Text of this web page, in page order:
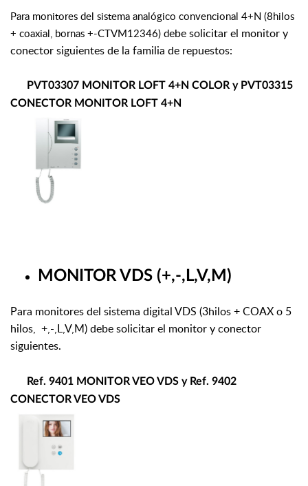
Para monitores del sistema analógico convencional 4+N (8hilos
+ coaxial, bornas +-CTVM12346) debe solicitar el monitor y
conector siguientes de la familia de repuestos:
PVT03307 MONITOR LOFT 4+N COLOR y PVT03315
CONECTOR MONITOR LOFT 4+N
MONITOR VDS (+,-,L,V,M)
Para monitores del sistema digital VDS (3hilos + COAX o 5
hilos, +,-,L,V,M) debe solicitar el monitor y conector
siguientes.
Ref. 9401 MONITOR VEO VDS y Ref. 9402
CONECTOR VEO VDS